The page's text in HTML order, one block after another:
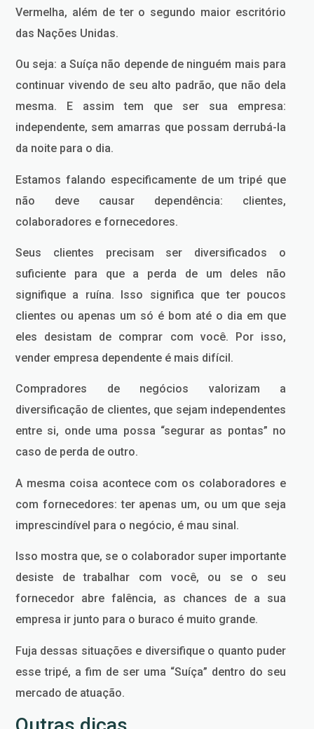
Vermelha, além de ter o segundo maior escritório
das Nações Unidas.
Ou seja: a Suíça não depende de ninguém mais para
continuar vivendo de seu alto padrão, que não dela
mesma. E assim tem que ser sua empresa:
independente, sem amarras que possam derrubá-la
da noite para o dia.
Estamos falando especificamente de um tripé que
não deve causar dependência: clientes,
colaboradores e fornecedores.
Seus clientes precisam ser diversificados o
suficiente para que a perda de um deles não
signifique a ruína. Isso significa que ter poucos
clientes ou apenas um só é bom até o dia em que
eles desistam de comprar com você. Por isso,
vender empresa dependente é mais difícil.
Compradores de negócios valorizam a
diversificação de clientes, que sejam independentes
entre si, onde uma possa “segurar as pontas” no
caso de perda de outro.
A mesma coisa acontece com os colaboradores e
com fornecedores: ter apenas um, ou um que seja
imprescindível para o negócio, é mau sinal.
Isso mostra que, se o colaborador super importante
desiste de trabalhar com você, ou se o seu
fornecedor abre falência, as chances de a sua
empresa ir junto para o buraco é muito grande.
Fuja dessas situações e diversifique o quanto puder
esse tripé, a fim de ser uma “Suíça” dentro do seu
mercado de atuação.